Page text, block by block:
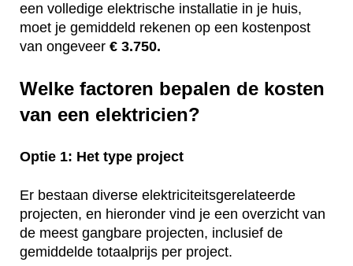
een volledige elektrische installatie in je huis,
moet je gemiddeld rekenen op een kostenpost
van ongeveer € 3.750.
Welke factoren bepalen de kosten
van een elektricien?
Optie 1: Het type project
Er bestaan diverse elektriciteitsgerelateerde
projecten, en hieronder vind je een overzicht van
de meest gangbare projecten, inclusief de
gemiddelde totaalprijs per project.